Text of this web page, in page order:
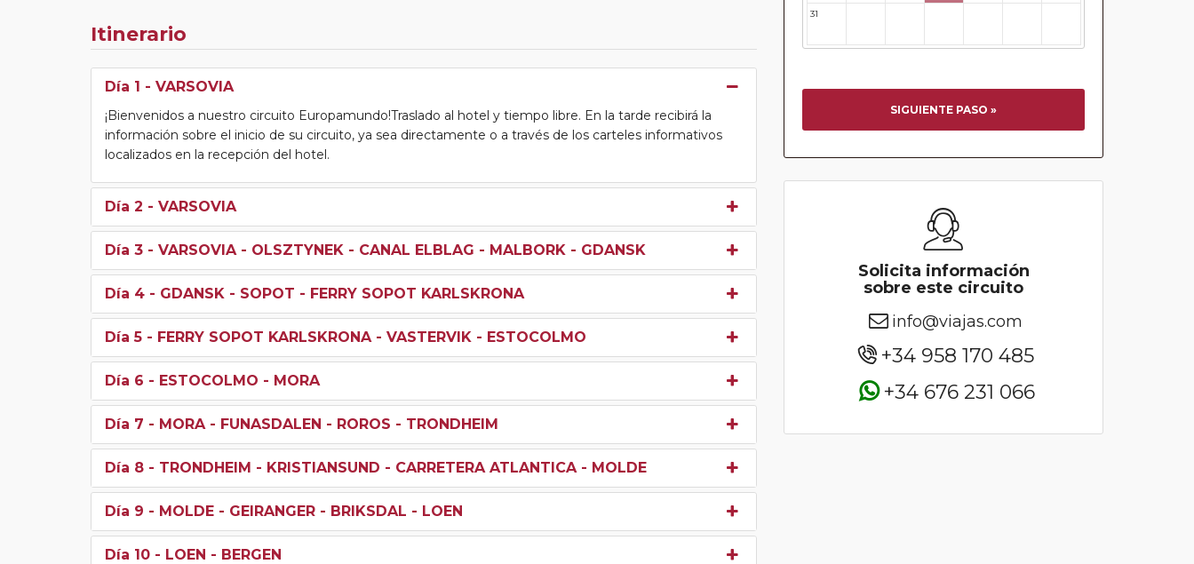
Itinerario
Día 1 - VARSOVIA
¡Bienvenidos a nuestro circuito Europamundo!Traslado al hotel y tiempo libre. En la tarde recibirá la
información sobre el inicio de su circuito, ya sea directamente o a través de los carteles informativos
localizados en la recepción del hotel.
Día 2 - VARSOVIA
Día 3 - VARSOVIA - OLSZTYNEK - CANAL ELBLAG - MALBORK - GDANSK
Día 4 - GDANSK - SOPOT - FERRY SOPOT KARLSKRONA
Día 5 - FERRY SOPOT KARLSKRONA - VASTERVIK - ESTOCOLMO
Día 6 - ESTOCOLMO - MORA
Día 7 - MORA - FUNASDALEN - ROROS - TRONDHEIM
Día 8 - TRONDHEIM - KRISTIANSUND - CARRETERA ATLANTICA - MOLDE
Día 9 - MOLDE - GEIRANGER - BRIKSDAL - LOEN
Día 10 - LOEN - BERGEN
31
SIGUIENTE PASO »
Solicita información
sobre este circuito
info@viajas.com
+34 958 170 485
+34 676 231 066